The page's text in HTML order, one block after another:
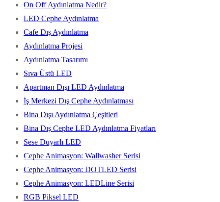
On Off Aydınlatma Nedir?
LED Cephe Aydınlatma
Cafe Dış Aydınlatma
Aydınlatma Projesi
Aydınlatma Tasarımı
Sıva Üstü LED
Apartman Dışı LED Aydınlatma
İş Merkezi Dış Cephe Aydınlatması
Bina Dışı Aydınlatma Çeşitleri
Bina Dış Cephe LED Aydınlatma Fiyatları
Sese Duyarlı LED
Cephe Animasyon: Wallwasher Serisi
Cephe Animasyon: DOTLED Serisi
Cephe Animasyon: LEDLine Serisi
RGB Piksel LED